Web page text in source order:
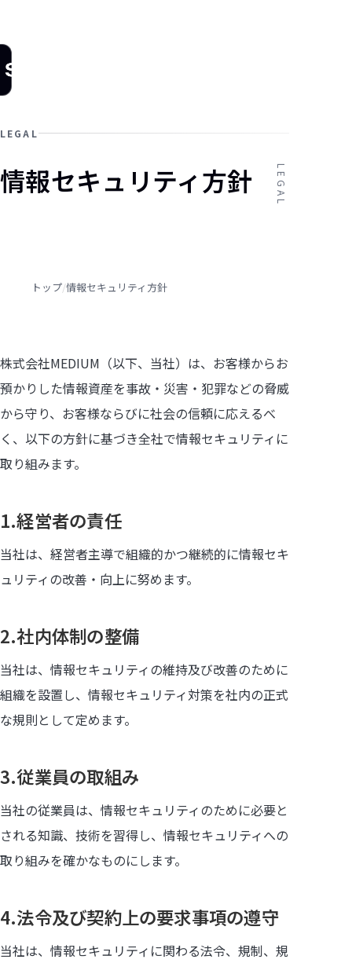
LEGAL
LEGAL
情報セキュリティ方針
トップ/情報セキュリティ方針
株式会社MEDIUM（以下、当社）は、お客様からお
預かりした情報資産を事故・災害・犯罪などの脅威
から守り、お客様ならびに社会の信頼に応えるべ
く、以下の方針に基づき全社で情報セキュリティに
取り組みます。
1.経営者の責任
当社は、経営者主導で組織的かつ継続的に情報セキ
ュリティの改善・向上に努めます。
2.社内体制の整備
当社は、情報セキュリティの維持及び改善のために
組織を設置し、情報セキュリティ対策を社内の正式
な規則として定めます。
3.従業員の取組み
当社の従業員は、情報セキュリティのために必要と
される知識、技術を習得し、情報セキュリティへの
取り組みを確かなものにします。
4.法令及び契約上の要求事項の遵守
当社は、情報セキュリティに関わる法令、規制、規